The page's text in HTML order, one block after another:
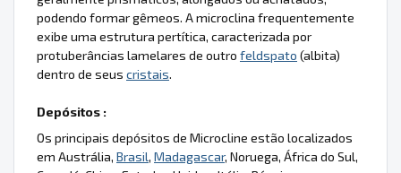
podendo formar gêmeos. A microclina frequentemente
exibe uma estrutura pertítica, caracterizada por
protuberâncias lamelares de outro feldspato (albita)
dentro de seus cristais.
Depósitos :
Os principais depósitos de Microcline estão localizados
em Austrália, Brasil, Madagascar, Noruega, África do Sul,